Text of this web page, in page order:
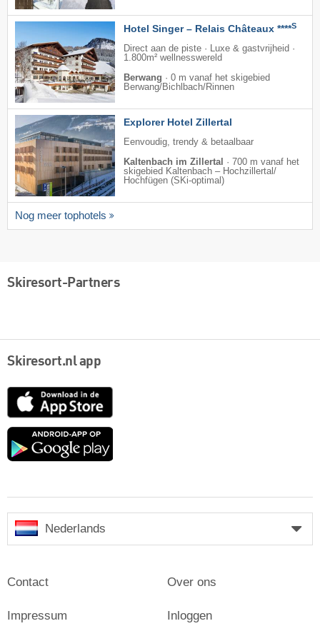
Hotel Singer – Relais Châteaux ****S
Direct aan de piste · Luxe & gastvrijheid ·
1.800m² wellnesswereld
Berwang · 0 m vanaf het skigebied
Berwang/​Bichlbach/​Rinnen
Explorer Hotel Zillertal
Eenvoudig, trendy & betaalbaar
Kaltenbach im Zillertal · 700 m vanaf het
skigebied Kaltenbach – Hochzillertal/​
Hochfügen (SKi-optimal)
Nog meer tophotels
Skiresort-Partners
Skiresort.nl app
App
Google
Nederlands
Contact
Impressum
Over ons
Inloggen